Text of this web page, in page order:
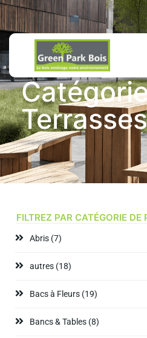
GREEN PARK
Terrasses
FILTREZ PAR CATÉGORIE DE
Abris (7)
autres (18)
Bacs à Fleurs (19)
Bancs & Tables (8)